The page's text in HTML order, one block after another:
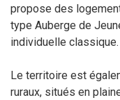
propose des
type Auberge de
individuelle classique.
Le territoire est
ruraux, situés en